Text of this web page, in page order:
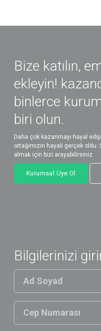
Bize katılın,
ekleyin!
binlerce
biri olun.
Daha çok kazanmayı hayal
ortağımızın hayali gerçek
almak için bizi arayabilirsiniz.
Kurumsal Üye Ol
Bilgilerinizi